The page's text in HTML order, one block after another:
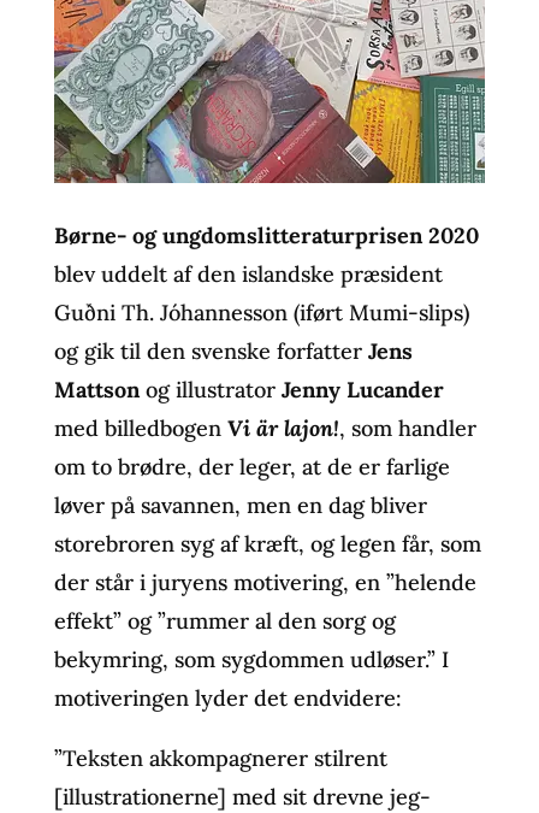
Børne- og ungdomslitteraturprisen 2020
blev uddelt af den islandske præsident
Guðni Th. Jóhannesson (iført Mumi-slips)
og gik til den svenske forfatter Jens
Mattsonog illustrator Jenny Lucander
med billedbogen Vi är lajon!, som handler
om to brødre, der leger, at de er farlige
løver på savannen, men en dag bliver
storebroren syg af kræft, og legen får, som
der står i juryens motivering, en ”helende
effekt” og ”rummer al den sorg og
bekymring, som sygdommen udløser.” I
motiveringen lyder det endvidere:
”Teksten akkompagnerer stilrent
[illustrationerne] med sit drevne jeg-